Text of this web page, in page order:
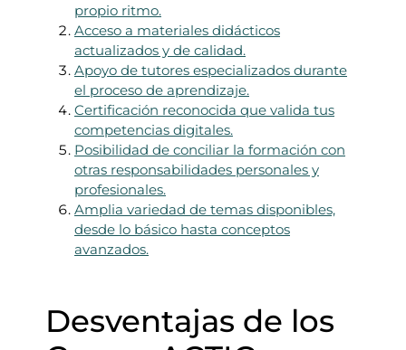
propio ritmo.
Acceso a materiales didácticos
actualizados y de calidad.
Apoyo de tutores especializados durante
el proceso de aprendizaje.
Certificación reconocida que valida tus
competencias digitales.
Posibilidad de conciliar la formación con
otras responsabilidades personales y
profesionales.
Amplia variedad de temas disponibles,
desde lo básico hasta conceptos
avanzados.
Desventajas de los